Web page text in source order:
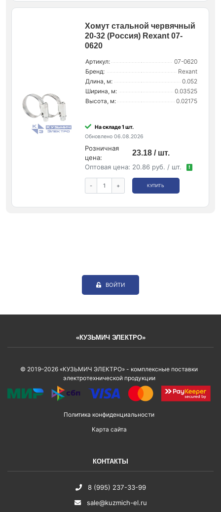
Хомут стальной червячный
20-32 (Россия) Rexant 07-
0620
Артикул:
07-0620
Бренд:
Rexant
Длина, м:
0.052
Ширина, м:
0.03525
Высота, м:
0.02175
На складе 1 шт.
Обновлено 06.08.2026
Розничная
цена:
23.18 / шт.
Оптовая цена: 20.86 руб. / шт. !
- + КУПИТЬ
ВОЙТИ
«КУЗЬМИЧ ЭЛЕКТРО»
© 2019–2026 «КУЗЬМИЧ ЭЛЕКТРО» - комплексные поставки
электротехнической продукции
Политика конфиденциальности
Карта сайта
КОНТАКТЫ
8 (995) 237-33-99
sale@kuzmich-el.ru